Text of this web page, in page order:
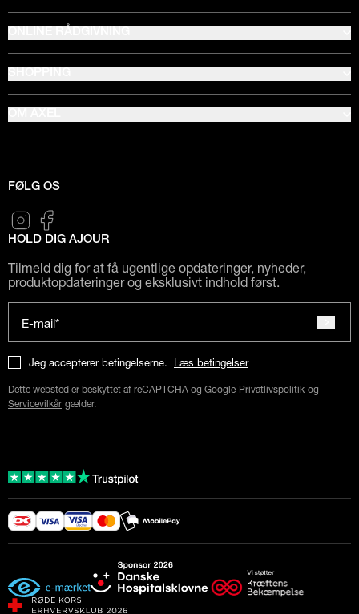
FØLG OS
HOLD DIG AJOUR
Tilmeld dig for at få ugentlige opdateringer, nyheder,
produktopdateringer og eksklusivt indhold først.
E-mail*
Jeg accepterer betingelserne. Læs betingelser
Dette websted er beskyttet af reCAPTCHA og Google Privatlivspolitik og
Servicevilkår gælder.